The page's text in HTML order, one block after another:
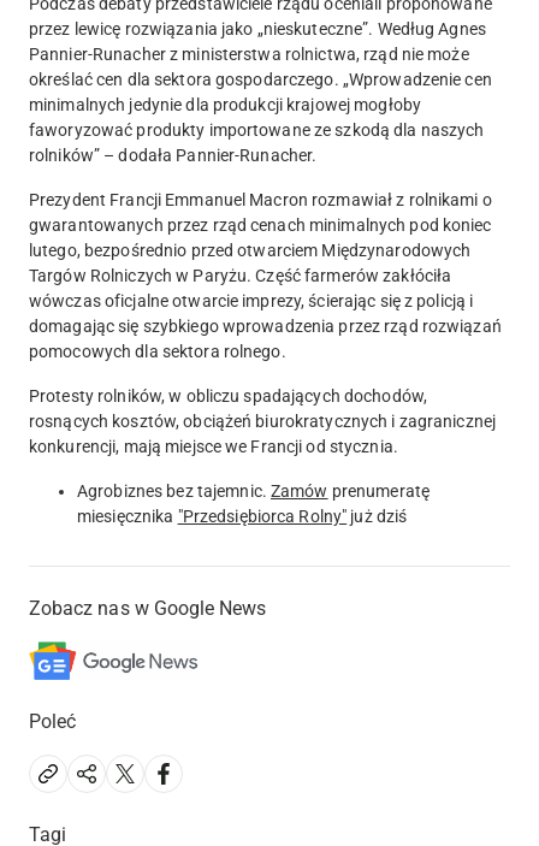
Podczas debaty przedstawiciele rządu oceniali proponowane
przez lewicę rozwiązania jako „nieskuteczne”. Według Agnes
Pannier-Runacher z ministerstwa rolnictwa, rząd nie może
określać cen dla sektora gospodarczego. „Wprowadzenie cen
minimalnych jedynie dla produkcji krajowej mogłoby
faworyzować produkty importowane ze szkodą dla naszych
rolników” – dodała Pannier-Runacher.
Prezydent Francji Emmanuel Macron rozmawiał z rolnikami o
gwarantowanych przez rząd cenach minimalnych pod koniec
lutego, bezpośrednio przed otwarciem Międzynarodowych
Targów Rolniczych w Paryżu. Część farmerów zakłóciła
wówczas oficjalne otwarcie imprezy, ścierając się z policją i
domagając się szybkiego wprowadzenia przez rząd rozwiązań
pomocowych dla sektora rolnego.
Protesty rolników, w obliczu spadających dochodów,
rosnących kosztów, obciążeń biurokratycznych i zagranicznej
konkurencji, mają miejsce we Francji od stycznia.
Agrobiznes bez tajemnic. Zamów prenumeratę
miesięcznika "Przedsiębiorca Rolny" już dziś
Zobacz nas w Google News
Poleć
Tagi